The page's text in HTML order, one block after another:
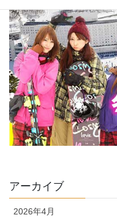
アーカイブ
2026年4月